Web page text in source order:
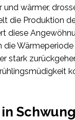
und wärmer,
die Produktion
diese
die
stark